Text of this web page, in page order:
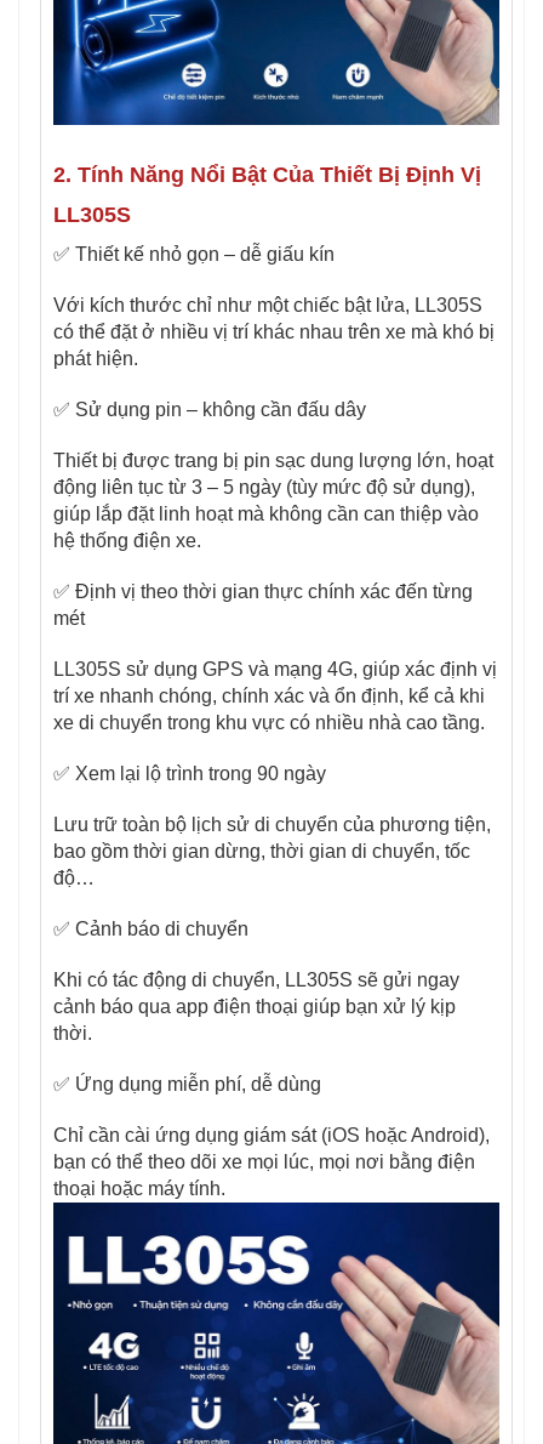
2. Tính Năng Nổi Bật Của Thiết Bị Định Vị
LL305S
✅ Thiết kế nhỏ gọn – dễ giấu kín
Với kích thước chỉ như một chiếc bật lửa, LL305S
có thể đặt ở nhiều vị trí khác nhau trên xe mà khó bị
phát hiện.
✅ Sử dụng pin – không cần đấu dây
Thiết bị được trang bị pin sạc dung lượng lớn, hoạt
động liên tục từ 3 – 5 ngày (tùy mức độ sử dụng),
giúp lắp đặt linh hoạt mà không cần can thiệp vào
hệ thống điện xe.
✅ Định vị theo thời gian thực chính xác đến từng
mét
LL305S sử dụng GPS và mạng 4G, giúp xác định vị
trí xe nhanh chóng, chính xác và ổn định, kể cả khi
xe di chuyển trong khu vực có nhiều nhà cao tầng.
✅ Xem lại lộ trình trong 90 ngày
Lưu trữ toàn bộ lịch sử di chuyển của phương tiện,
bao gồm thời gian dừng, thời gian di chuyển, tốc
độ…
✅ Cảnh báo di chuyển
Khi có tác động di chuyển, LL305S sẽ gửi ngay
cảnh báo qua app điện thoại giúp bạn xử lý kịp
thời.
✅ Ứng dụng miễn phí, dễ dùng
Chỉ cần cài ứng dụng giám sát (iOS hoặc Android),
bạn có thể theo dõi xe mọi lúc, mọi nơi bằng điện
thoại hoặc máy tính.